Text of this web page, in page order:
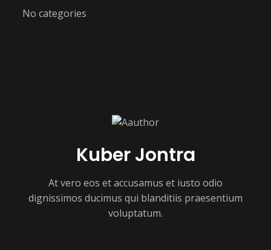
No categories
Kuber Jontra
At vero eos et accusamus et iusto odio
dignissimos ducimus qui blanditiis praesentium
voluptatum.